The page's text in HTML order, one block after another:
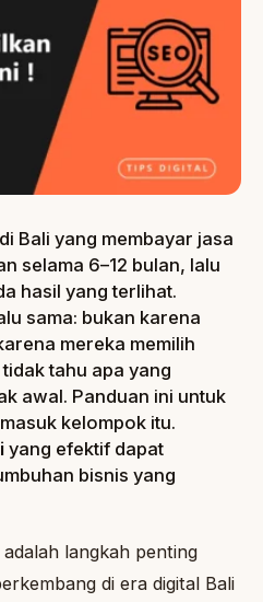
Bali yang membayar jasa
selama 6–12 bulan, lalu
hasil yang terlihat.
sama: bukan karena
mereka memilih
tahu apa yang
awal. Panduan ini untuk
kelompok itu.
yang efektif dapat
bisnis yang
adalah langkah penting
di era digital Bali